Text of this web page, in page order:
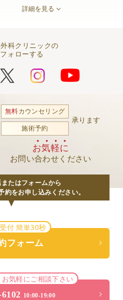
詳細を見る
科クリニックの
ォローする
無料カウンセリング
施術予約
承ります
お気軽に
お問い合わせください
たはフォームから
約をお申し込みください。
付 簡単30秒
フォーム
気軽にご相談下さい
10:00-19:00